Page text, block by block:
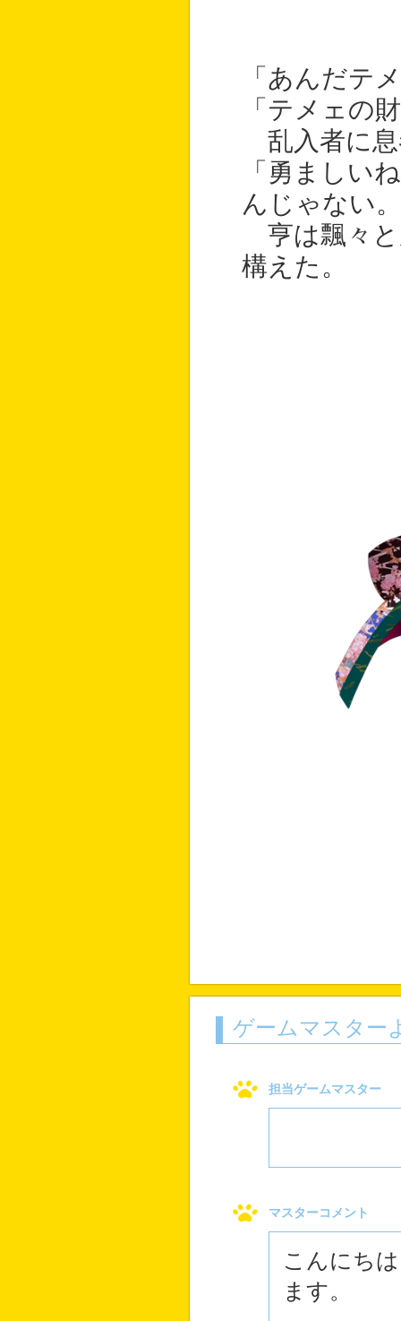
「あんだテ
「テメェの
乱入者に息
「勇ましい
んじゃない
亨は飄々と
構えた。
ゲームマスター
担当ゲームマスター
マスターコメント
こんにち
ます。